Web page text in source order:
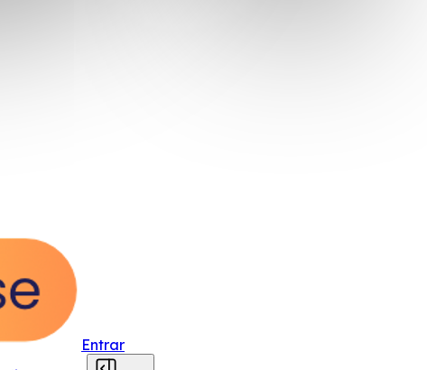
Entrar